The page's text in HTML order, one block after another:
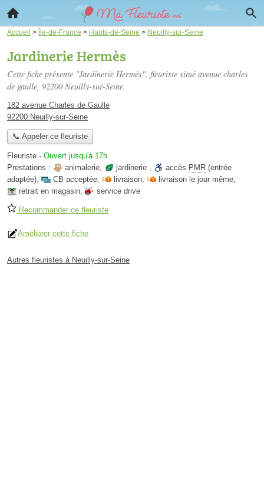
Accueil > Île-de-France > Hauts-de-Seine > Neuilly-sur-Seine
Jardinerie Hermès
Cette fiche présente "Jardinerie Hermès", fleuriste situé avenue charles
de gaulle, 92200 Neuilly-sur-Seine.
182 avenue Charles de Gaulle
92200 Neuilly-sur-Seine
📞 Appeler ce fleuriste
Fleuriste - Ouvert jusqu'à 17h
Prestations :
animalerie, jardinerie , accès PMR (entrée
adaptée), CB acceptée, livraison, livraison le jour même,
retrait en magasin, service drive
Recommander ce fleuriste
Améliorer cette fiche
Autres fleuristes à Neuilly-sur-Seine